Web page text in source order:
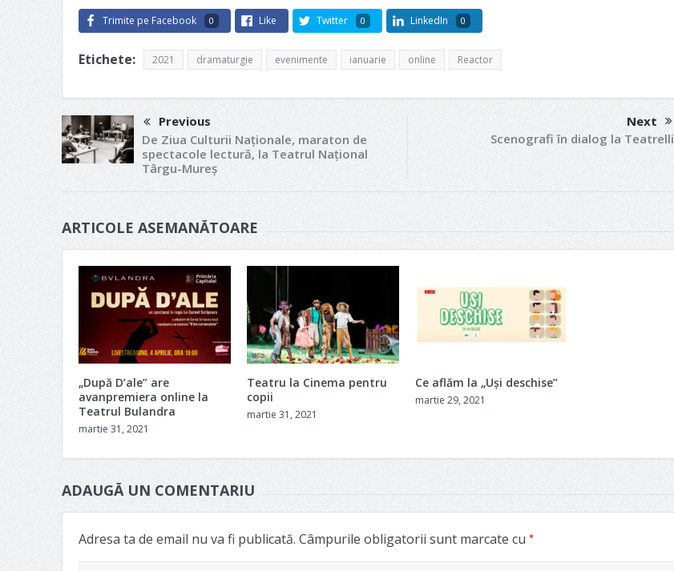
Trimite pe Facebook 0 Like Twitter 0 LinkedIn 0
Etichete: 2021 dramaturgie evenimente ianuarie online Reactor
Previous
De Ziua Culturii Naționale, maraton de
spectacole lectură, la Teatrul Național
Târgu-Mureș
Next
Scenografi în dialog la Teatrelli
ARTICOLE ASEMANĂTOARE
„După D’ale” are
avanpremiera online la
Teatrul Bulandra
martie 31, 2021
Teatru la Cinema pentru
copii
martie 31, 2021
Ce aflăm la „Uși deschise”
martie 29, 2021
ADAUGĂ UN COMENTARIU
Adresa ta de email nu va fi publicată. Câmpurile obligatorii sunt marcate cu *